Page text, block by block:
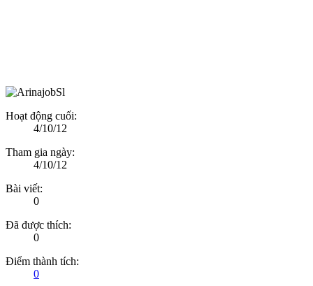
Hoạt động cuối:
4/10/12
Tham gia ngày:
4/10/12
Bài viết:
0
Đã được thích:
0
Điểm thành tích:
0